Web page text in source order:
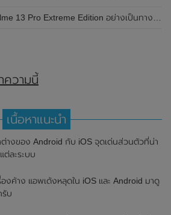
Extreme Edition อย่างเป็นทางการแล้วในประเทศจีน
ความนี้
เนื้อหาแนะนำ
างของ Android กับ iOS จุดเด่นส่วนตัวที่น่า
ต่ละระบบ
งค้าง แอพเด้งหลุดใน iOS และ Android มาดู
รับ